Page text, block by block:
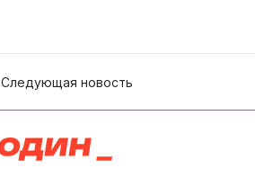
Следующая новость